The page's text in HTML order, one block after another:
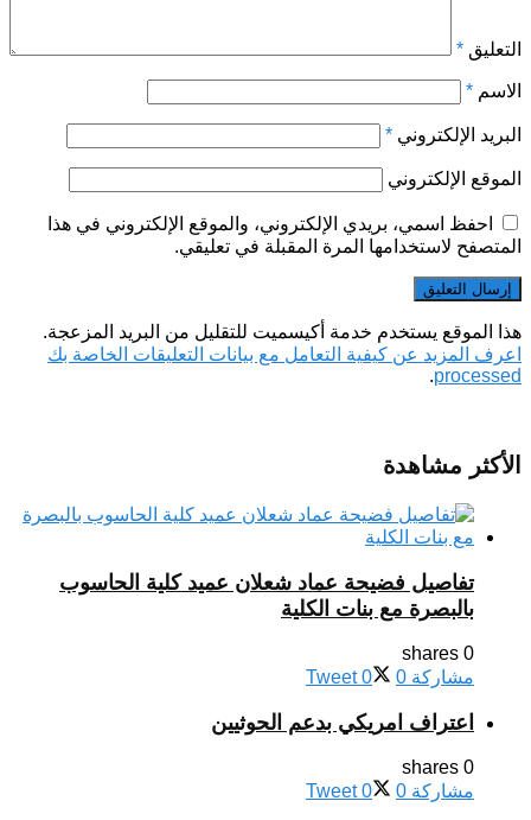
التعليق *
الاسم *
البريد الإلكتروني *
الموقع الإلكتروني
احفظ اسمي، بريدي الإلكتروني، والموقع الإلكتروني في هذا
المتصفح لاستخدامها المرة المقبلة في تعليقي.
هذا الموقع يستخدم خدمة أكيسميت للتقليل من البريد المزعجة.
اعرف المزيد عن كيفية التعامل مع بيانات التعليقات الخاصة بك
processed
.
الأكثر مشاهدة
تفاصيل فضيحة عماد شعلان عميد كلية الحاسوب
بالبصرة مع بنات الكلية
0 shares
مشاركة 0
Tweet 0
اعتراف امريكي بدعم الحوثيين
0 shares
مشاركة 0
Tweet 0